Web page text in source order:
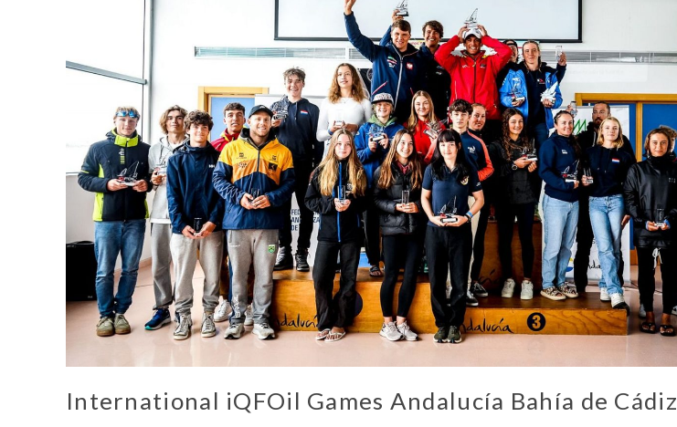
International iQFOil Games Andalucía Bahía de Cádiz